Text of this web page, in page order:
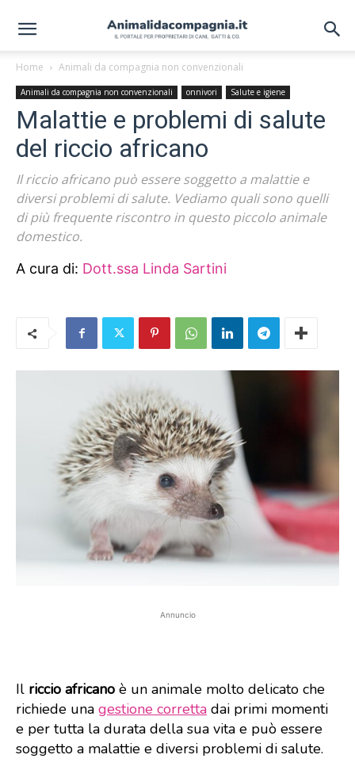
Home Animali da compagnia non convenzionali
Animali da compagnia non convenzionali onnivori Salute e igiene
Malattie e problemi di salute
del riccio africano
Il riccio africano può essere soggetto a malattie e
diversi problemi di salute. Vediamo quali sono quelli
di più frequente riscontro in questo piccolo animale
domestico.
A cura di: Dott.ssa Linda Sartini
Annuncio
Il riccio africano è un animale molto delicato che
richiede una gestione corretta dai primi momenti
e per tutta la durata della sua vita e può essere
soggetto a malattie e diversi problemi di salute.